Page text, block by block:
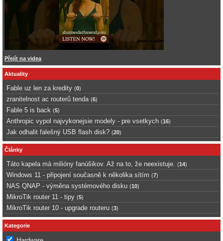
Přejít na videa
Aktuality
Fable uz len za kredity (0)
zranitelnost ac routerů tenda (6)
Fable 5 is back (5)
Anthropic vypol najvykonejsie modely - pre vsetkych (16)
Jak odhalit falešný USB flash disk? (20)
Články
Táto kapela má milióny fanúšikov. Až na to, že neexistuje. (14)
Windows 11 - připojení současně k několika sítím (7)
NAS QNAP - výměna systémového disku (10)
MikroTik router 11 - tipy (5)
MikroTik router 10 - upgrade routeru (3)
Kategorie